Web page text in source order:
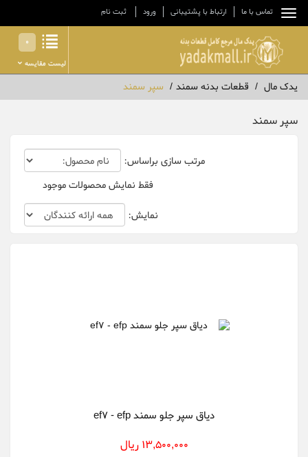
تماس با ما ارتباط با پشتیبانی ورود ثبت نام
0
لیست مقایسه
یدک مال قطعات بدنه سمند سپر سمند
سپر سمند
مرتب سازی براساس:
فقط نمایش محصولات موجود
نمایش:
دیاق سپر جلو سمند ef7 - efp
13,500,000 ریال